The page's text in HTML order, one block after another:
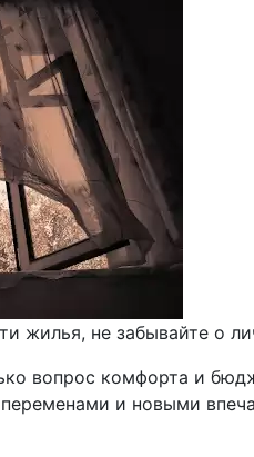
жилья, не забывайте о
вопрос комфорта и
и новыми